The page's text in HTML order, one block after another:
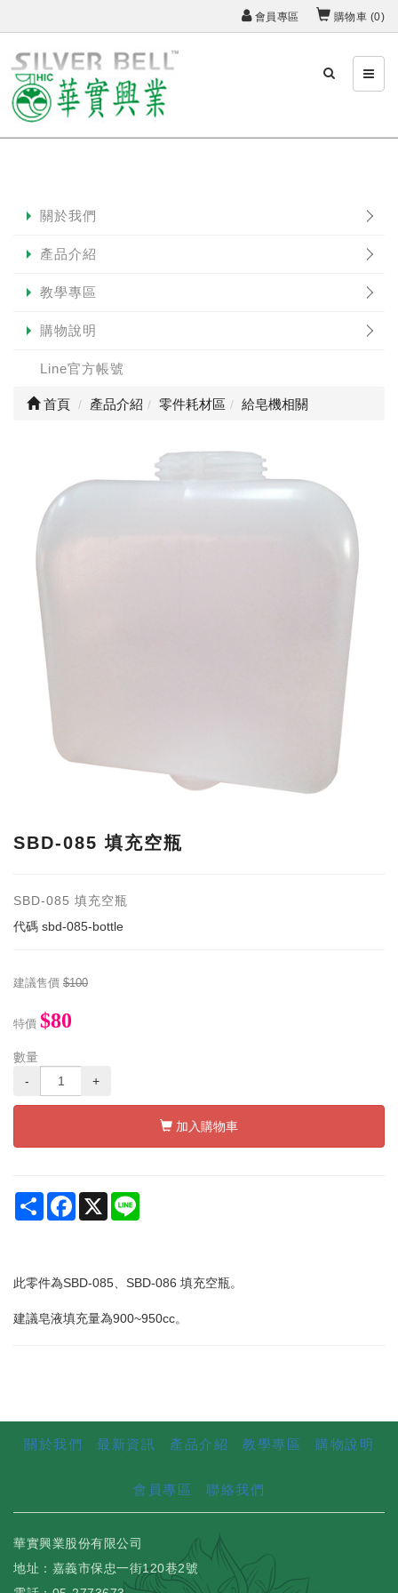
會員專區 購物車 (0)
關於我們
產品介紹
教學專區
購物說明
Line官方帳號
首頁 產品介紹 零件耗材區 給皂機相關
SBD-085 填充空瓶
SBD-085 填充空瓶
代碼 sbd-085-bottle
建議售價 $100
特價 $80
數量
-
+
加入購物車
Share Facebook
X
此零件為SBD-085、SBD-086 填充空瓶。
建議皂液填充量為900~950cc。
關於我們 最新資訊 產品介紹 教學專區 購物說明
會員專區 聯絡我們
華實興業股份有限公司
地址：嘉義市保忠一街120巷2號